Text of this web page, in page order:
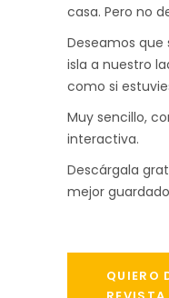
casa. Pero no
Deseamos que
isla a nuestro
como si
Muy sencillo,
interactiva.
Descárgala
mejor
QUIERO